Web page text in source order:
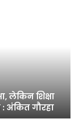
लेकिन शिक्षा
: अंकित गौरहा